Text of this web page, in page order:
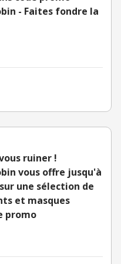
- Faites fondre la
ruiner !
vous offre jusqu'à
une sélection de
et masques
promo